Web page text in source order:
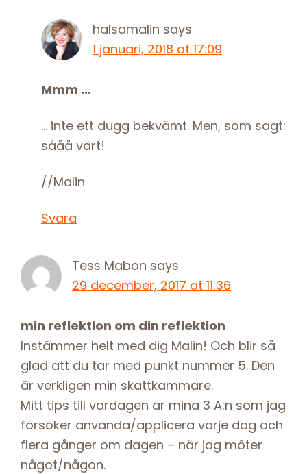
halsamalin says
1 januari, 2018 at 17:09
Mmm …
… inte ett dugg bekvämt. Men, som sagt:
sååå värt!
//Malin
Svara
Tess Mabon says
29 december, 2017 at 11:36
min reflektion om din reflektion
Instämmer helt med dig Malin! Och blir så
glad att du tar med punkt nummer 5. Den
är verkligen min skattkammare.
Mitt tips till vardagen är mina 3 A:n som jag
försöker använda/applicera varje dag och
flera gånger om dagen – när jag möter
något/någon.